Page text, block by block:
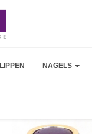
LIPPEN NAGELS